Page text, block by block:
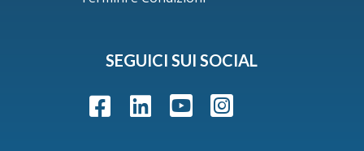
SEGUICI SUI SOCIAL
   